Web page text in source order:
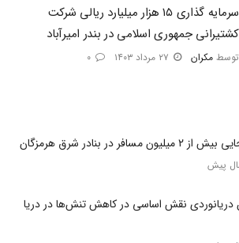
سرمایه گذاری ۱۵ هزار میلیارد ریالی شرکت
کشتیرانی جمهوری اسلامی در بندر امیرآباد
توسط مکران
مسافر در بنادر شرق هرمزگان
دریانوردی نقش اساسی در کاهش تنش‌ها در دریا